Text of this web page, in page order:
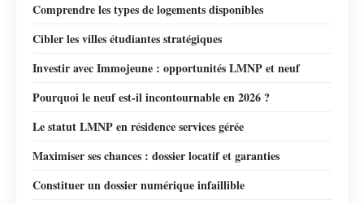
Comprendre les types de logements disponibles
Cibler les villes étudiantes stratégiques
Investir avec Immojeune : opportunités LMNP et neuf
Pourquoi le neuf est-il incontournable en 2026 ?
Le statut LMNP en résidence services gérée
Maximiser ses chances : dossier locatif et garanties
Constituer un dossier numérique infaillible